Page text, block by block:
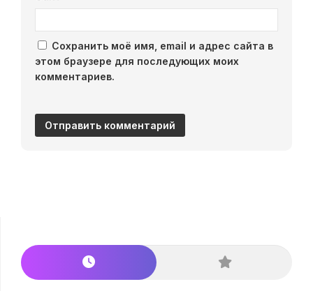
Сохранить моё имя, email и адрес сайта в
этом браузере для последующих моих
комментариев.